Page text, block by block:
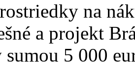
na
a projekt
sumou 5 000